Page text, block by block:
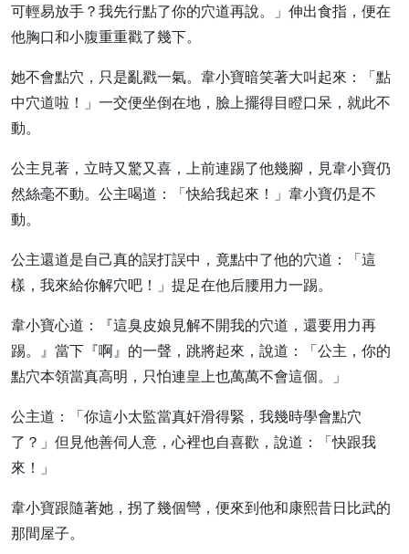
可輕易放手？我先行點了你的穴道再說。」伸出食指，便在
他胸口和小腹重重戳了幾下。
她不會點穴，只是亂戳一氣。韋小寶暗笑著大叫起來：「點
中穴道啦！」一交便坐倒在地，臉上擺得目瞪口呆，就此不
動。
公主見著，立時又驚又喜，上前連踢了他幾腳，見韋小寶仍
然絲毫不動。公主喝道：「快給我起來！」韋小寶仍是不
動。
公主還道是自己真的誤打誤中，竟點中了他的穴道：「這
樣，我來給你解穴吧！」提足在他后腰用力一踢。
韋小寶心道：『這臭皮娘見解不開我的穴道，還要用力再
踢。』當下『啊』的一聲，跳將起來，說道：「公主，你的
點穴本領當真高明，只怕連皇上也萬萬不會這個。」
公主道：「你這小太監當真奸滑得緊，我幾時學會點穴
了？」但見他善伺人意，心裡也自喜歡，說道：「快跟我
來！」
韋小寶跟隨著她，拐了幾個彎，便來到他和康熙昔日比武的
那間屋子。